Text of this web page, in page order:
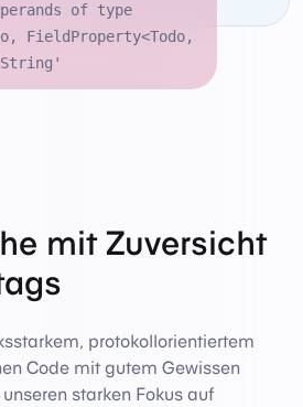
mit Zuversicht
protokollorientiertem
Code mit gutem Gewissen
starken Fokus auf
of type
FieldProperty<Todo,